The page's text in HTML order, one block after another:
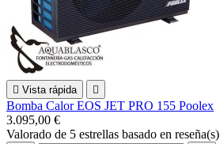
 Vista rápida 
Bomba Calor EOS JET PRO 155 Poolex
3.095,00 €
Valorado de 5 estrellas basado en reseña(s)